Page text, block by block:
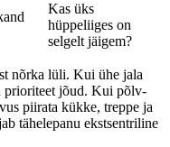
Kas üks
hüppeliiges on
selgelt jäigem?
nõrka lüli. Kui ühe jala
prioriteet jõud. Kui põlv-
piirata kükke, treppe ja
tähelepanu ekstsentriline